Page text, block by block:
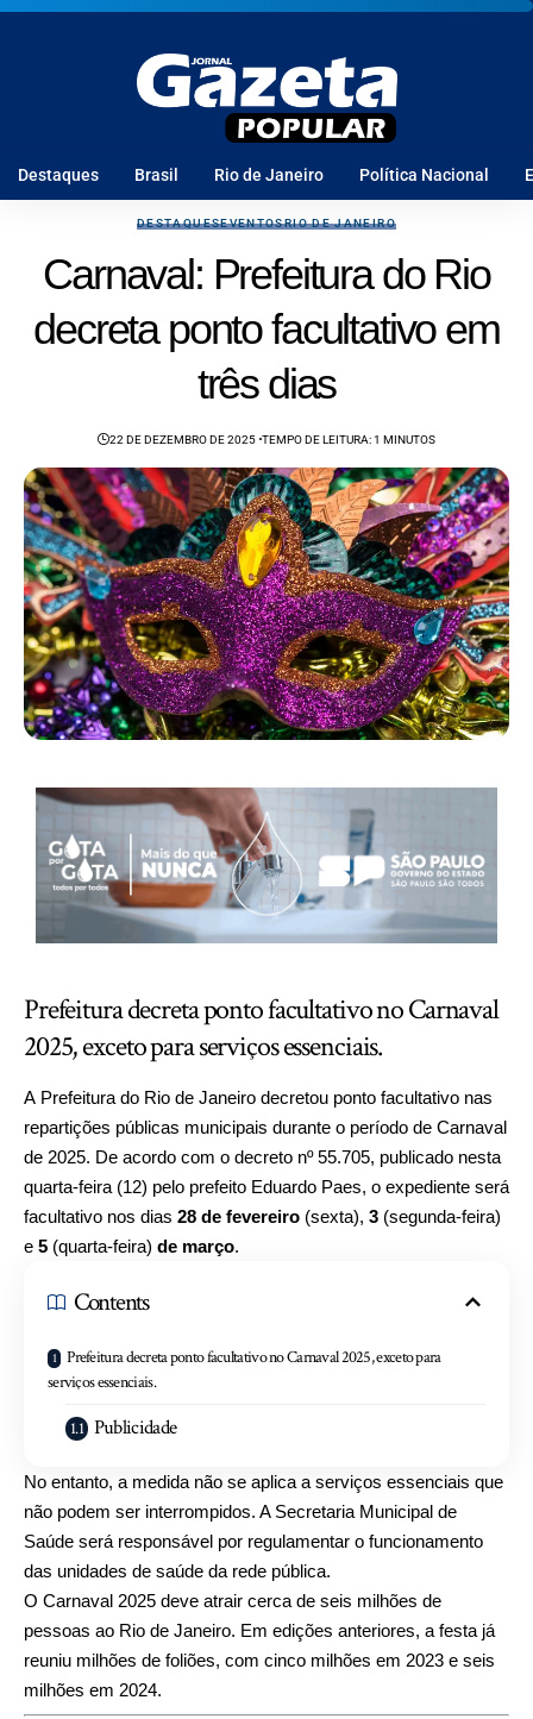
Destaques Brasil Rio de Janeiro Política Nacional
DESTAQUESEVENTOSRIO DE JANEIRO
Carnaval: Prefeitura do Rio
decreta ponto facultativo em
três dias
22 DE DEZEMBRO DE 2025 TEMPO DE LEITURA: 1 MINUTOS
Prefeitura decreta ponto facultativo no Carnaval
2025, exceto para serviços essenciais.
A Prefeitura do Rio de Janeiro decretou ponto facultativo nas
repartições públicas municipais durante o período de Carnaval
de 2025. De acordo com o decreto nº 55.705, publicado nesta
quarta-feira (12) pelo prefeito Eduardo Paes, o expediente será
facultativo nos dias 28 de fevereiro (sexta), 3 (segunda-feira)
e 5 (quarta-feira) de março.
Contents
Prefeitura decreta ponto facultativo no Carnaval 2025, exceto para
serviços essenciais.
Publicidade
No entanto, a medida não se aplica a serviços essenciais que
não podem ser interrompidos. A Secretaria Municipal de
Saúde será responsável por regulamentar o funcionamento
das unidades de saúde da rede pública.
O Carnaval 2025 deve atrair cerca de seis milhões de
pessoas ao Rio de Janeiro. Em edições anteriores, a festa já
reuniu milhões de foliões, com cinco milhões em 2023 e seis
milhões em 2024.